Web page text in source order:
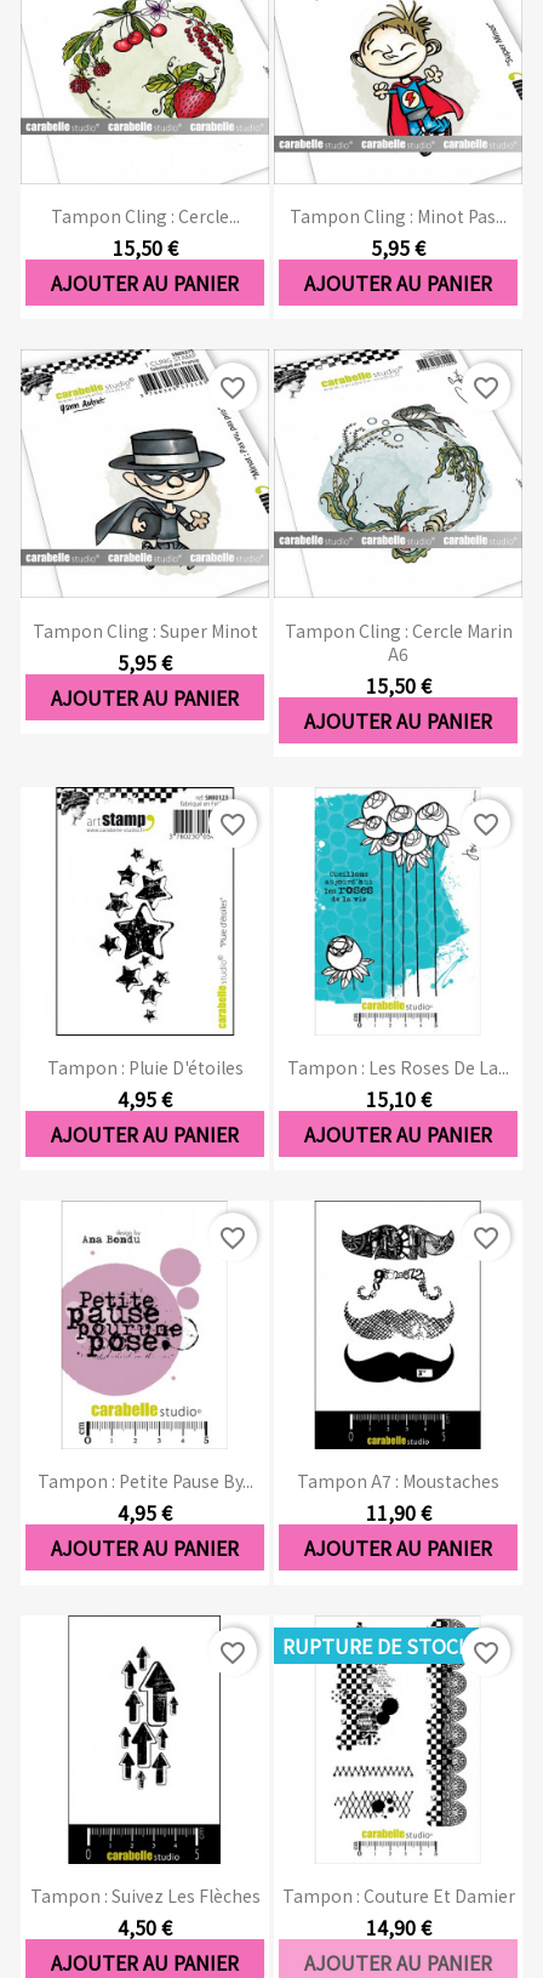
Tampon Cling : Cercle...
15,50 €
AJOUTER AU PANIER
Tampon Cling : Minot Pas...
5,95 €
AJOUTER AU PANIER
Tampon Cling : Super Minot
5,95 €
AJOUTER AU PANIER
favorite_border
Tampon Cling : Cercle Marin
A6
15,50 €
AJOUTER AU PANIER
favorite_border
Tampon : Pluie D'étoiles
4,95 €
AJOUTER AU PANIER
favorite_border
Tampon : Les Roses De La...
15,10 €
AJOUTER AU PANIER
favorite_border
Tampon : Petite Pause By...
4,95 €
AJOUTER AU PANIER
favorite_border
Tampon A7 : Moustaches
11,90 €
AJOUTER AU PANIER
favorite_border
Tampon : Suivez Les Flèches
4,50 €
AJOUTER AU PANIER
favorite_border
Tampon : Couture Et Damier
14,90 €
AJOUTER AU PANIER
RUPTURE DE STOCKfavorite_border